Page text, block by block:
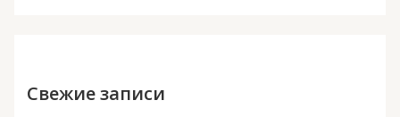
Свежие записи